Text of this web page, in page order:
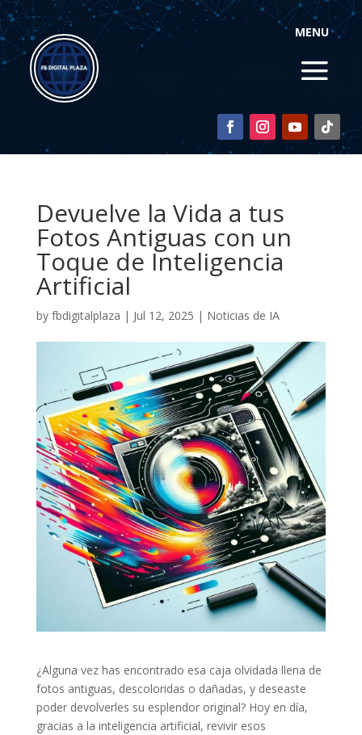
MENU
Devuelve la Vida a tus
Fotos Antiguas con un
Toque de Inteligencia
Artificial
by fbdigitalplaza | Jul 12, 2025 | Noticias de IA
¿Alguna vez has encontrado esa caja olvidada llena de
fotos antiguas, descoloridas o dañadas, y deseaste
poder devolverles su esplendor original? Hoy en día,
gracias a la inteligencia artificial, revivir esos